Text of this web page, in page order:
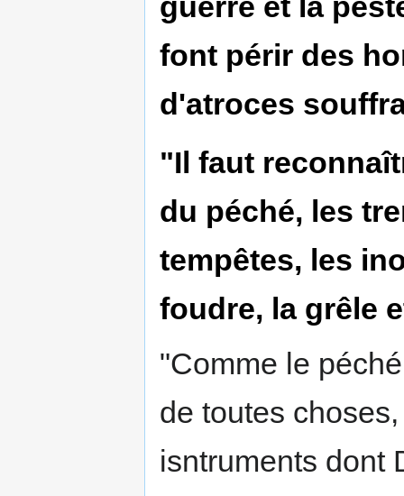
font périr des
d'atroces
"Il faut
du péché, les
tempêtes, les
foudre, la grêle
"Comme le
de toutes
isntruments dont